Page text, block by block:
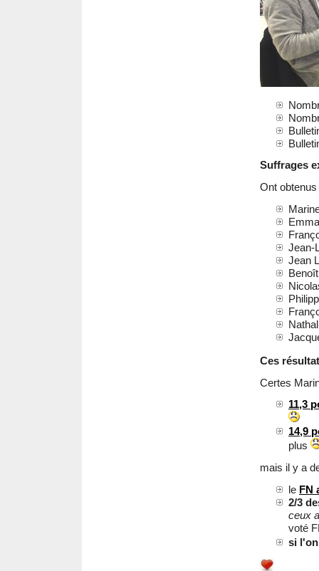
Suffrages
Ont obtenus
Jean-
Jean
Ces
Certes
11,3
14,9
plus
mais il y a
le FN
2/3
ceux
voté
si l'on